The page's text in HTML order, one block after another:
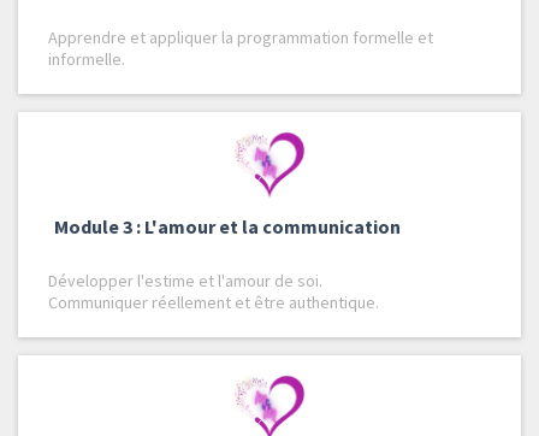
Apprendre et appliquer la programmation formelle et
informelle.
Module 3 : L'amour et la communication
Développer l'estime et l'amour de soi.
Communiquer réellement et être authentique.